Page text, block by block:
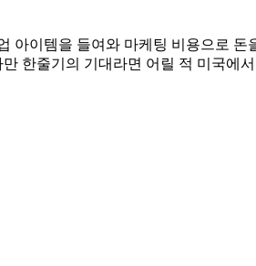
아이템을 들여와 마케팅 비용으로 돈
한줄기의 기대라면 어릴 적 미국에